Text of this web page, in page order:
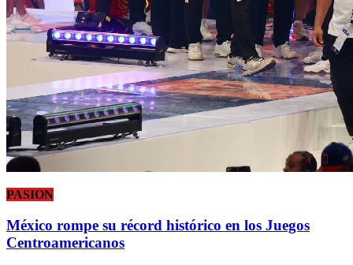
PASION
México rompe su récord histórico en los Juegos
Centroamericanos